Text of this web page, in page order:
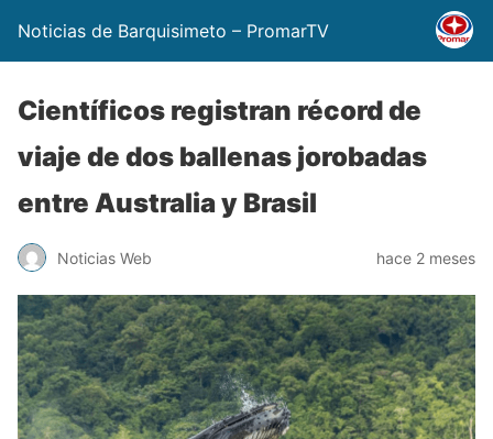
Noticias de Barquisimeto – PromarTV
Científicos registran récord de
viaje de dos ballenas jorobadas
entre Australia y Brasil
Noticias Web hace 2 meses